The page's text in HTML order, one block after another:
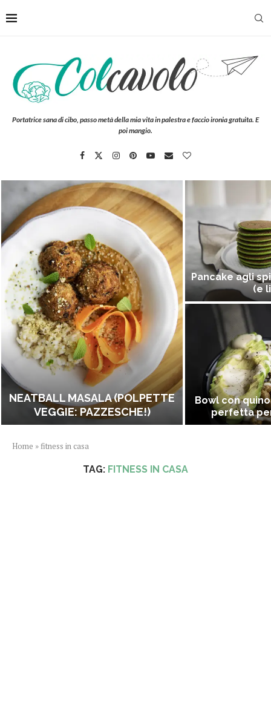
Portatrice sana di cibo, passo metà della mia vita in palestra e faccio ironia gratuita. E
poi mangio.
NEATBALL MASALA (POLPETTE
VEGGIE: PAZZESCHE!)
Pancake agli
(e
Bowl con
perfetta
Home » fitness in casa
TAG: FITNESS IN CASA